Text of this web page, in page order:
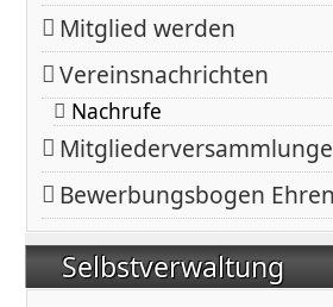
Mitglied werden
Vereinsnachrichten
Nachrufe
Bewerbungsbogen
Selbstverwaltung